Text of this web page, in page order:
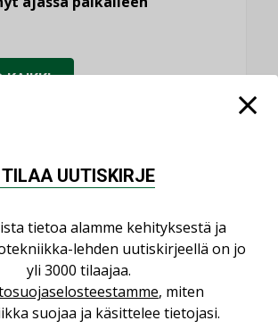
KAIKKI
TILAA UUTISKIRJE
tietoa alamme kehityksestä ja
lehden uutiskirjeellä on jo
yli 3000 tilaajaa.
, miten
suojaa ja käsittelee tietojasi.